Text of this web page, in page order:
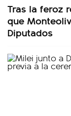
Tras la feroz
que
Diputados